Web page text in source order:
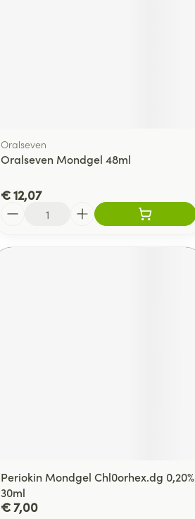
Oralseven
Oralseven Mondgel 48ml
€ 12,07
Periokin Mondgel Chl0orhex.dg 0,20%
30ml
€ 7,00